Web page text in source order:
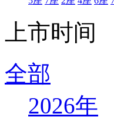
上市时间
全部
2026年